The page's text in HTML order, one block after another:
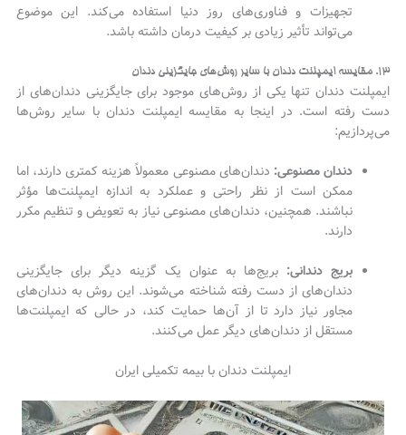
تجهیزات و فناوری‌های روز دنیا استفاده می‌کند. این موضوع
می‌تواند تأثیر زیادی بر کیفیت درمان داشته باشد.
۱۳. مقایسه ایمپلنت دندان با سایر روش‌های جایگزینی دندان
ایمپلنت دندان تنها یکی از روش‌های موجود برای جایگزینی دندان‌های از
دست رفته است. در اینجا به مقایسه ایمپلنت دندان با سایر روش‌ها
می‌پردازیم:
دندان مصنوعی: دندان‌های مصنوعی معمولاً هزینه کمتری دارند، اما
ممکن است از نظر راحتی و عملکرد به اندازه ایمپلنت‌ها مؤثر
نباشند. همچنین، دندان‌های مصنوعی نیاز به تعویض و تنظیم مکرر
دارند.
بریج دندانی: بریج‌ها به عنوان یک گزینه دیگر برای جایگزینی
دندان‌های از دست رفته شناخته می‌شوند. این روش به دندان‌های
مجاور نیاز دارد تا از آن‌ها حمایت کند، در حالی که ایمپلنت‌ها
مستقل از دندان‌های دیگر عمل می‌کنند.
ایمپلنت دندان با بیمه تکمیلی ایران